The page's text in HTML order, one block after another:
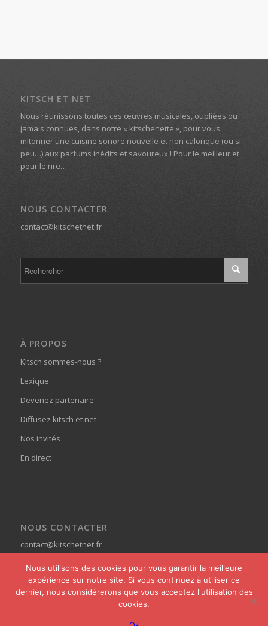
KITSCH ET NET
Nous réunissons toutes ces œuvres musicales, oubliées ou
jamais connues, dans notre « kitschenette », pour vous
mitonner une cuisine sonore nouvelle et non calorique (ou si
peu…) aux parfums inédits et savoureux ! Pour le meilleur et
pour le rire…
NOUS CONTACTER
contact@kitschetnet.fr
À PROPOS
Kitsch sommes-nous ?
Lexique
Devenez partenaire
Diffusez kitsch et net
Nos invités
En direct
NOUS CONTACTER
contact@kitschetnet.fr
powered by Enfold WordPress Theme
Nous utilisons des cookies pour vous garantir la meilleure
expérience sur notre site. Si vous continuez à utiliser ce
dernier, nous considérerons que vous acceptez l'utilisation des
cookies.